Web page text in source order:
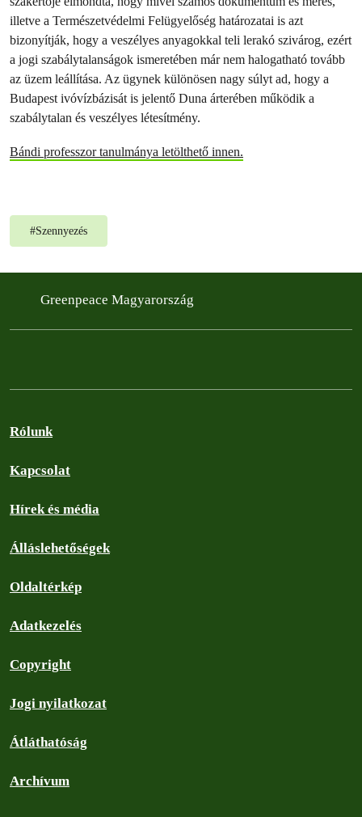
illetve a Természetvédelmi Felügyelőség határozatai is azt
bizonyítják, hogy a veszélyes anyagokkal teli lerakó szivárog, ezért
a jogi szabálytalanságok ismeretében már nem halogatható tovább
az üzem leállítása. Az ügynek különösen nagy súlyt ad, hogy a
Budapest ivóvízbázisát is jelentő Duna árterében működik a
szabálytalan és veszélyes létesítmény.
Bándi professzor tanulmánya letölthető innen.
#Szennyezés
Greenpeace Magyarország
Rólunk
Kapcsolat
Hírek és média
Álláslehetőségek
Oldaltérkép
Adatkezelés
Copyright
Jogi nyilatkozat
Átláthatóság
Archívum